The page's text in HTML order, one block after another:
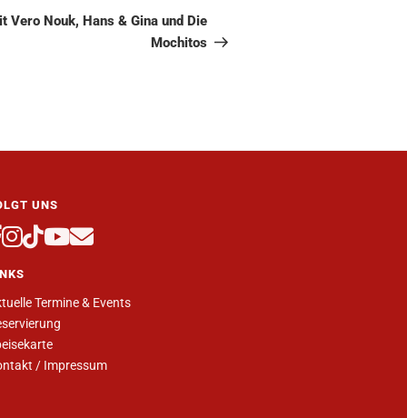
Vero Nouk, Hans & Gina und Die
Mochitos
UNS
Termine & Events
/ Impressum